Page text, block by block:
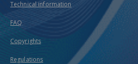
Technical information
FAQ
Copyrights
Regulations